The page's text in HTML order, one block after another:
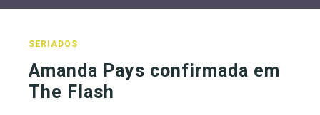
SERIADOS
Amanda Pays confirmada em
The Flash